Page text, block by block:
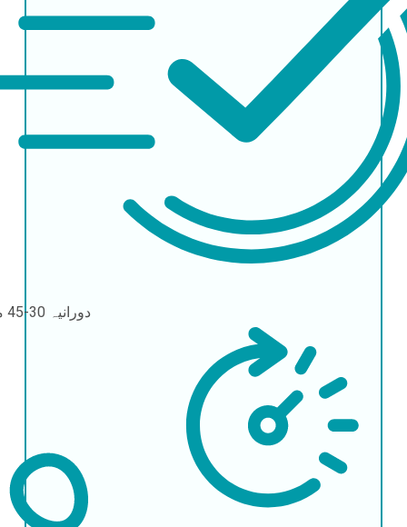
دورانیہ 30-45 منٽ